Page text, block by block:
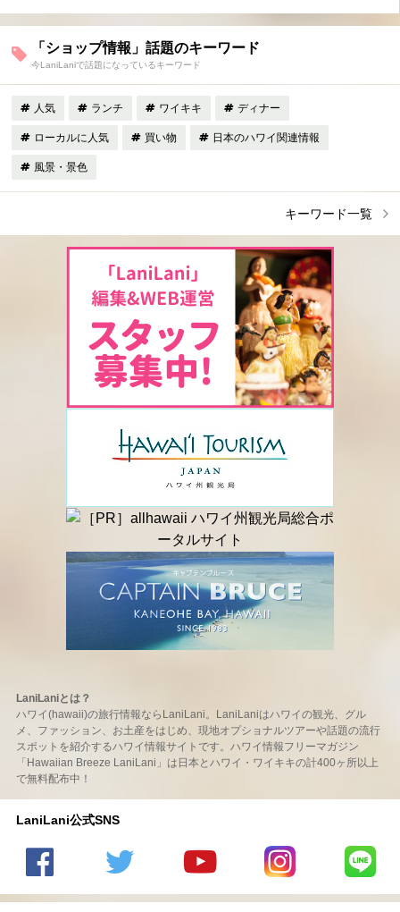
「ショップ情報」話題のキーワード
今LaniLaniで話題になっているキーワード
人気 ランチ ワイキキ ディナー
ローカルに人気 買い物 日本のハワイ関連情報
風景・景色
キーワード一覧
LaniLaniとは？
ハワイ(hawaii)の旅行情報ならLaniLani。LaniLaniはハワイの観光、グル
メ、ファッション、お土産をはじめ、現地オプショナルツアーや話題の流行
スポットを紹介するハワイ情報サイトです。ハワイ情報フリーマガジン
「Hawaiian Breeze LaniLani」は日本とハワイ・ワイキキの計400ヶ所以上
で無料配布中！
LaniLani公式SNS
の
のtwitter
の
LaniLani
LaniLani